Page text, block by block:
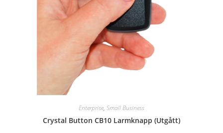
Enterprise, Small Business
Crystal Button CB10 Larmknapp (Utgått)